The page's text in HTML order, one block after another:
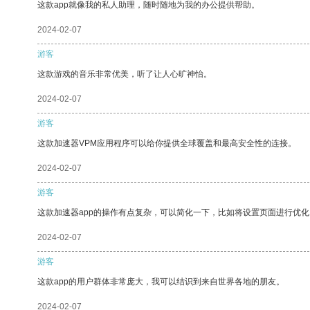
这款app就像我的私人助理，随时随地为我的办公提供帮助。
2024-02-07
游客
这款游戏的音乐非常优美，听了让人心旷神怡。
2024-02-07
游客
这款加速器VPM应用程序可以给你提供全球覆盖和最高安全性的连接。
2024-02-07
游客
这款加速器app的操作有点复杂，可以简化一下，比如将设置页面进行优
2024-02-07
游客
这款app的用户群体非常庞大，我可以结识到来自世界各地的朋友。
2024-02-07